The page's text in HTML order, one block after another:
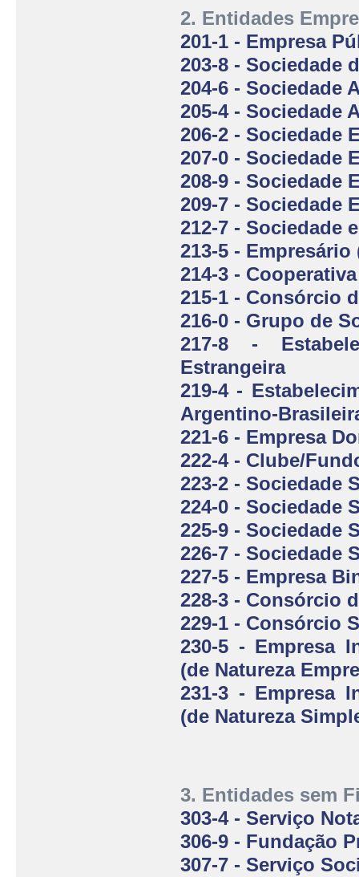
2. Entidades
201-1 - Empresa
203-8 - Sociedade
204-6 - Sociedade
205-4 - Sociedade
206-2 - Sociedade
207-0 - Sociedade
208-9 - Sociedade
209-7 - Sociedade
212-7 - Sociedade
213-5 -
214-3 - Cooperativa
215-1 - Consórcio
216-0 - Grupo de
217-8 -
Estrangeira
219-4 -
Argentino-
221-6 - Empresa
222-4 - Clube/
223-2 - Sociedade
224-0 - Sociedade
225-9 - Sociedade
226-7 - Sociedade
227-5 - Empresa
228-3 - Consórcio
229-1 - Consórcio
230-5 - Empresa
(de Natureza
231-3 - Empresa
(de Natureza
3. Entidades sem
303-4 - Serviço
306-9 - Fundação
307-7 - Serviço